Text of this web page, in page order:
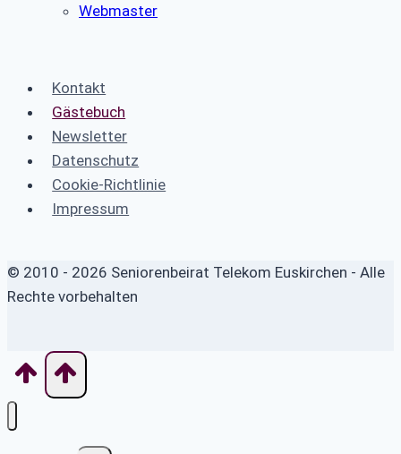
Webmaster
Kontakt
Gästebuch
Newsletter
Datenschutz
Cookie-Richtlinie
Impressum
© 2010 - 2026 Seniorenbeirat Telekom Euskirchen - Alle
Rechte vorbehalten